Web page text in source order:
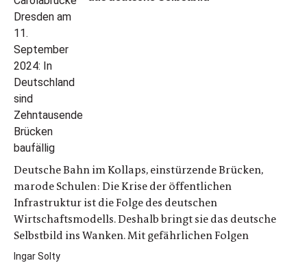
Deutsche Bahn im Kollaps, einstürzende Brücken,
marode Schulen: Die Krise der öffentlichen
Infrastruktur ist die Folge des deutschen
Wirtschaftsmodells. Deshalb bringt sie das deutsche
Selbstbild ins Wanken. Mit gefährlichen Folgen
Ingar Solty